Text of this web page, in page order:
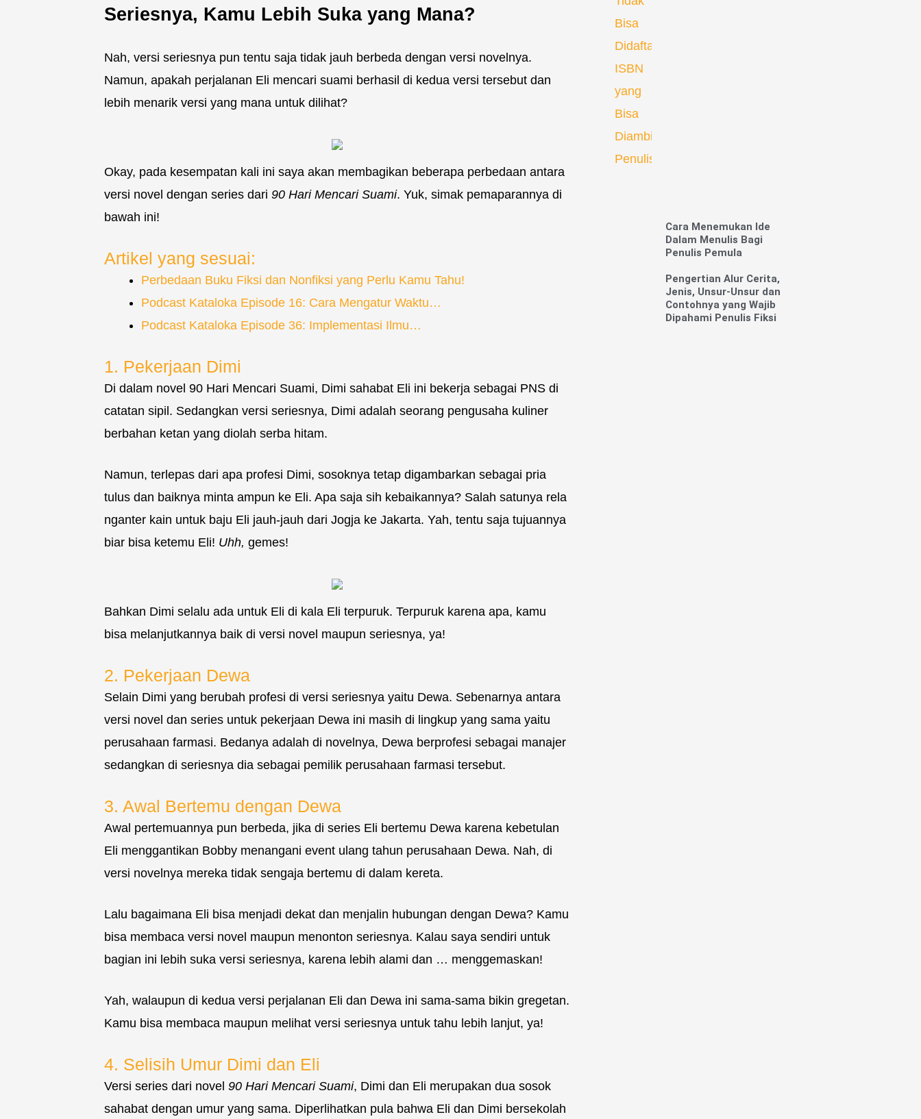
Seriesnya, Kamu Lebih Suka yang Mana?
Nah, versi seriesnya pun tentu saja tidak jauh berbeda dengan versi novelnya.
Namun, apakah perjalanan Eli mencari suami berhasil di kedua versi tersebut dan
lebih menarik versi yang mana untuk dilihat?
Okay, pada kesempatan kali ini saya akan membagikan beberapa perbedaan antara
versi novel dengan series dari 90 Hari Mencari Suami. Yuk, simak pemaparannya di
bawah ini!
Artikel yang sesuai:
Perbedaan Buku Fiksi dan Nonfiksi yang Perlu Kamu Tahu!
Podcast Kataloka Episode 16: Cara Mengatur Waktu…
Podcast Kataloka Episode 36: Implementasi Ilmu…
1. Pekerjaan Dimi
Di dalam novel 90 Hari Mencari Suami, Dimi sahabat Eli ini bekerja sebagai PNS di
catatan sipil. Sedangkan versi seriesnya, Dimi adalah seorang pengusaha kuliner
berbahan ketan yang diolah serba hitam.
Namun, terlepas dari apa profesi Dimi, sosoknya tetap digambarkan sebagai pria
tulus dan baiknya minta ampun ke Eli. Apa saja sih kebaikannya? Salah satunya rela
nganter kain untuk baju Eli jauh-jauh dari Jogja ke Jakarta. Yah, tentu saja tujuannya
biar bisa ketemu Eli! Uhh, gemes!
Bahkan Dimi selalu ada untuk Eli di kala Eli terpuruk. Terpuruk karena apa, kamu
bisa melanjutkannya baik di versi novel maupun seriesnya, ya!
2. Pekerjaan Dewa
Selain Dimi yang berubah profesi di versi seriesnya yaitu Dewa. Sebenarnya antara
versi novel dan series untuk pekerjaan Dewa ini masih di lingkup yang sama yaitu
perusahaan farmasi. Bedanya adalah di novelnya, Dewa berprofesi sebagai manajer
sedangkan di seriesnya dia sebagai pemilik perusahaan farmasi tersebut.
3. Awal Bertemu dengan Dewa
Awal pertemuannya pun berbeda, jika di series Eli bertemu Dewa karena kebetulan
Eli menggantikan Bobby menangani event ulang tahun perusahaan Dewa. Nah, di
versi novelnya mereka tidak sengaja bertemu di dalam kereta.
Lalu bagaimana Eli bisa menjadi dekat dan menjalin hubungan dengan Dewa? Kamu
bisa membaca versi novel maupun menonton seriesnya. Kalau saya sendiri untuk
bagian ini lebih suka versi seriesnya, karena lebih alami dan … menggemaskan!
Yah, walaupun di kedua versi perjalanan Eli dan Dewa ini sama-sama bikin gregetan.
Kamu bisa membaca maupun melihat versi seriesnya untuk tahu lebih lanjut, ya!
4. Selisih Umur Dimi dan Eli
Versi series dari novel 90 Hari Mencari Suami, Dimi dan Eli merupakan dua sosok
sahabat dengan umur yang sama. Diperlihatkan pula bahwa Eli dan Dimi bersekolah
Cara Menemukan Ide
Dalam Menulis Bagi
Penulis Pemula
Pengertian Alur Cerita,
Jenis, Unsur-Unsur dan
Contohnya yang Wajib
Dipahami Penulis Fiksi